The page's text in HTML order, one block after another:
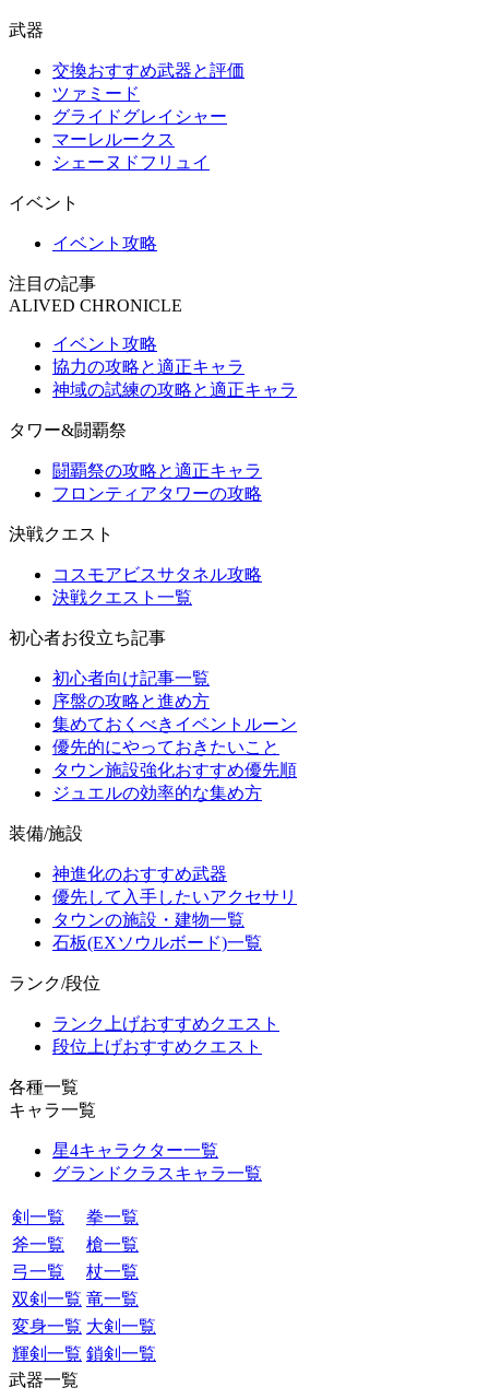
武器
交換おすすめ武器と評価
ツァミード
グライドグレイシャー
マーレルークス
シェーヌドフリュイ
イベント
イベント攻略
注目の記事
ALIVED CHRONICLE
イベント攻略
協力の攻略と適正キャラ
神域の試練の攻略と適正キャラ
タワー&闘覇祭
闘覇祭の攻略と適正キャラ
フロンティアタワーの攻略
決戦クエスト
コスモアビスサタネル攻略
決戦クエスト一覧
初心者お役立ち記事
初心者向け記事一覧
序盤の攻略と進め方
集めておくべきイベントルーン
優先的にやっておきたいこと
タウン施設強化おすすめ優先順
ジュエルの効率的な集め方
装備/施設
神進化のおすすめ武器
優先して入手したいアクセサリ
タウンの施設・建物一覧
石板(EXソウルボード)一覧
ランク/段位
ランク上げおすすめクエスト
段位上げおすすめクエスト
各種一覧
キャラ一覧
星4キャラクター一覧
グランドクラスキャラ一覧
剣一覧
拳一覧
斧一覧
槍一覧
弓一覧
杖一覧
双剣一覧 竜一覧
変身一覧 大剣一覧
輝剣一覧 鎖剣一覧
武器一覧